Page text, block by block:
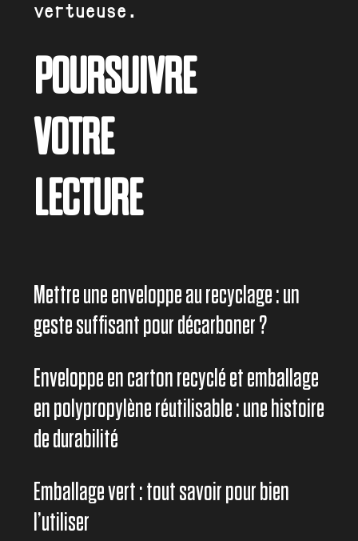
vertueuse.
POURSUIVRE
VOTRE
LECTURE
Mettre une enveloppe au recyclage : un
geste suffisant pour décarboner ?
Enveloppe en carton recyclé et emballage
en polypropylène réutilisable : une histoire
de durabilité
Emballage vert : tout savoir pour bien
l’utiliser